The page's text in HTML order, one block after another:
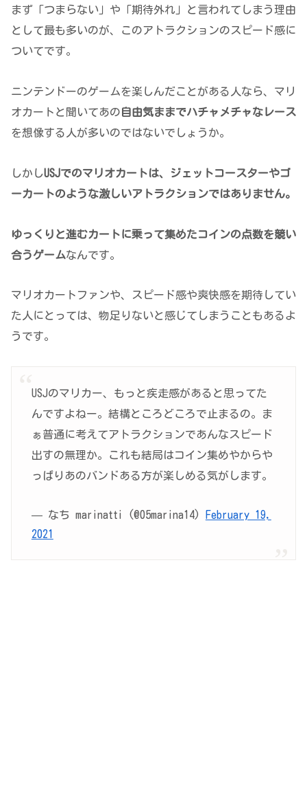
まず「つまらない」や「期待外れ」と言われてしまう理由
として最も多いのが、このアトラクションのスピード感に
ついてです。
ニンテンドーのゲームを楽しんだことがある人なら、マリ
オカートと聞いてあの自由気ままでハチャメチャなレース
を想像する人が多いのではないでしょうか。
しかしUSJでのマリオカートは、ジェットコースターやゴ
ーカートのような激しいアトラクションではありません。
ゆっくりと進むカートに乗って集めたコインの点数を競い
合うゲームなんです。
マリオカートファンや、スピード感や爽快感を期待してい
た人にとっては、物足りないと感じてしまうこともあるよ
うです。
USJのマリカー、もっと疾走感があると思ってた
んですよねー。結構ところどころで止まるの。ま
ぁ普通に考えてアトラクションであんなスピード
出すの無理か。これも結局はコイン集めやからや
っぱりあのバンドある方が楽しめる気がします。
— なち marinatti (@05marina14)
February 19,
2021